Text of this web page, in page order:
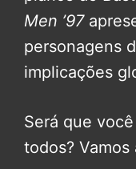
Men ’97
personagens
implicações
Será que
todos? Vamos